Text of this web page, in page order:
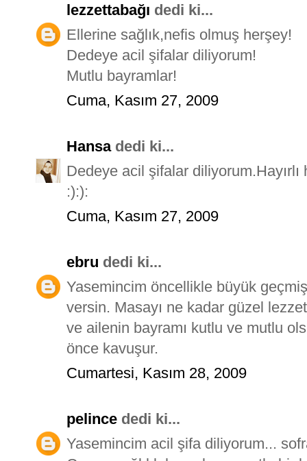
lezzettabağı dedi ki...
Ellerine sağlık,nefis olmuş herşey!
Dedeye acil şifalar diliyorum!
Mutlu bayramlar!
Cuma, Kasım 27, 2009
Hansadedi ki...
Dedeye acil şifalar
:):):
Cuma, Kasım 27, 2009
ebru dedi ki...
Yasemincim öncellikle büyük
versin. Masayı ne kadar güzel
ve ailenin bayramı kutlu ve mutlu
önce kavuşur.
Cumartesi, Kasım 28, 2009
pelince dedi ki...
Yasemincim acil şifa diliyorum...